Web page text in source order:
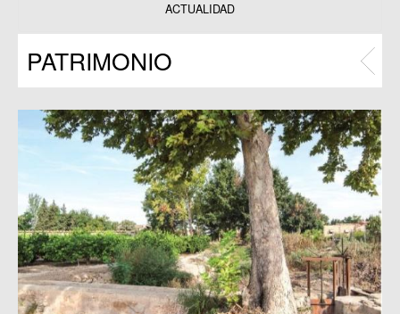
Programas
ACTUALIDAD
PATRIMONIO